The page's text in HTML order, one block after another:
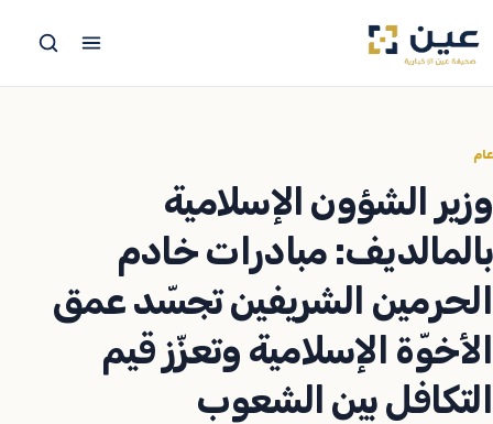
إلى
عام
وزير الشؤون الإسلامية
بالمالديف: مبادرات خادم
الحرمين الشريفين تجسّد عمق
الأخوّة الإسلامية وتعزّز قيم
التكافل بين الشعوب